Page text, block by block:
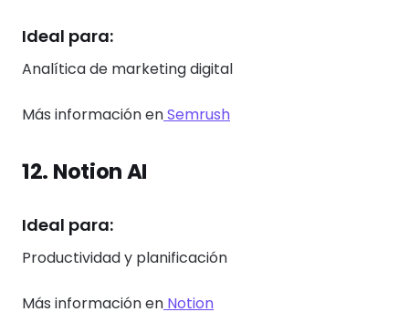
Ideal para:
Analítica de marketing digital
Más información enSemrush
12. Notion AI
Ideal para:
Productividad y planificación
Más información en Notion